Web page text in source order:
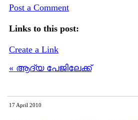
Post a Comment
Links to this post:
Create a Link
« ആദ്യ പേജിലേക്ക്
17 April 2010